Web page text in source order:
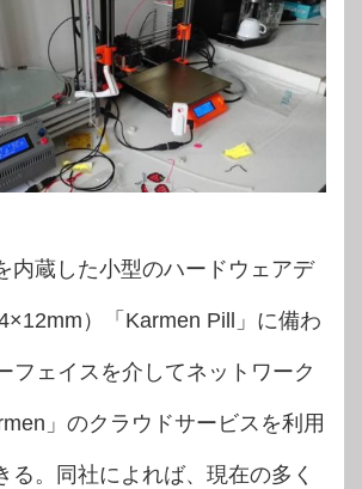
内蔵した小型のハードウェアデ
）「Karmen Pill」に備わ
フェイスを介してネットワーク
」のクラウドサービスを利用
る。同社によれば、現在の多く